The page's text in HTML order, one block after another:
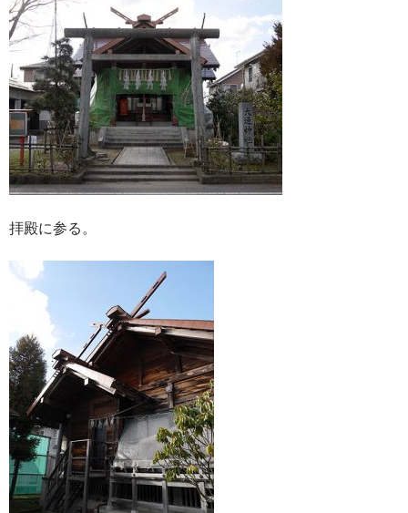
拝殿に参る。